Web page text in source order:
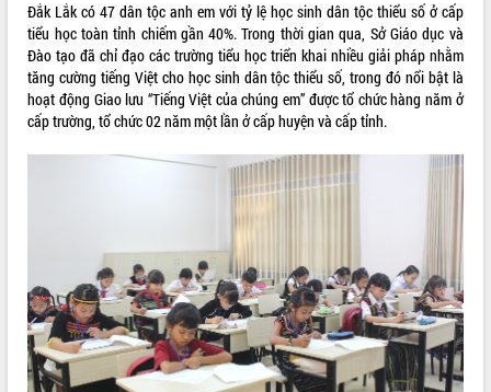
UBND tỉnh Đắk Lắk triển khai nhiệm
vụ 6 tháng cuối năm 2026
Kỳ họp thứ Hai, Hội đồng nhân dân
tỉnh khóa XI quyết nghị nhiều nội dung
quan trọng
Triết thăm, tặng quà người có công với
Thường trực HĐND tỉnh Đắk Lắk gặp
mặt Đoàn chuyên gia y tế TP. Hồ Chí
Minh
Lễ truy điệu và an táng hài cốt liệt sĩ
tại Nghĩa trang Liệt sĩ xã Sơn Hòa
THỐNG KÊ TRUY CẬP
Hôm nay: 15538
Tất cả: 66101206
Đắk Lắk có 47 dân tộc anh em với tỷ lệ học sinh dân tộc thiểu số ở cấp
tiểu học toàn tỉnh chiếm gần 40%. Trong thời gian qua, Sở Giáo dục và
Đào tạo đã chỉ đạo các trường tiểu học triển khai nhiều giải pháp nhằm
tăng cường tiếng Việt cho học sinh dân tộc thiểu số, trong đó nổi bật là
hoạt động Giao lưu “Tiếng Việt của chúng em” được tổ chức hàng năm ở
cấp trường, tổ chức 02 năm một lần ở cấp huyện và cấp tỉnh.